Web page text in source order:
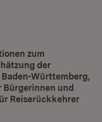
zum
der
Württemberg,
und
Reiserückkehrer